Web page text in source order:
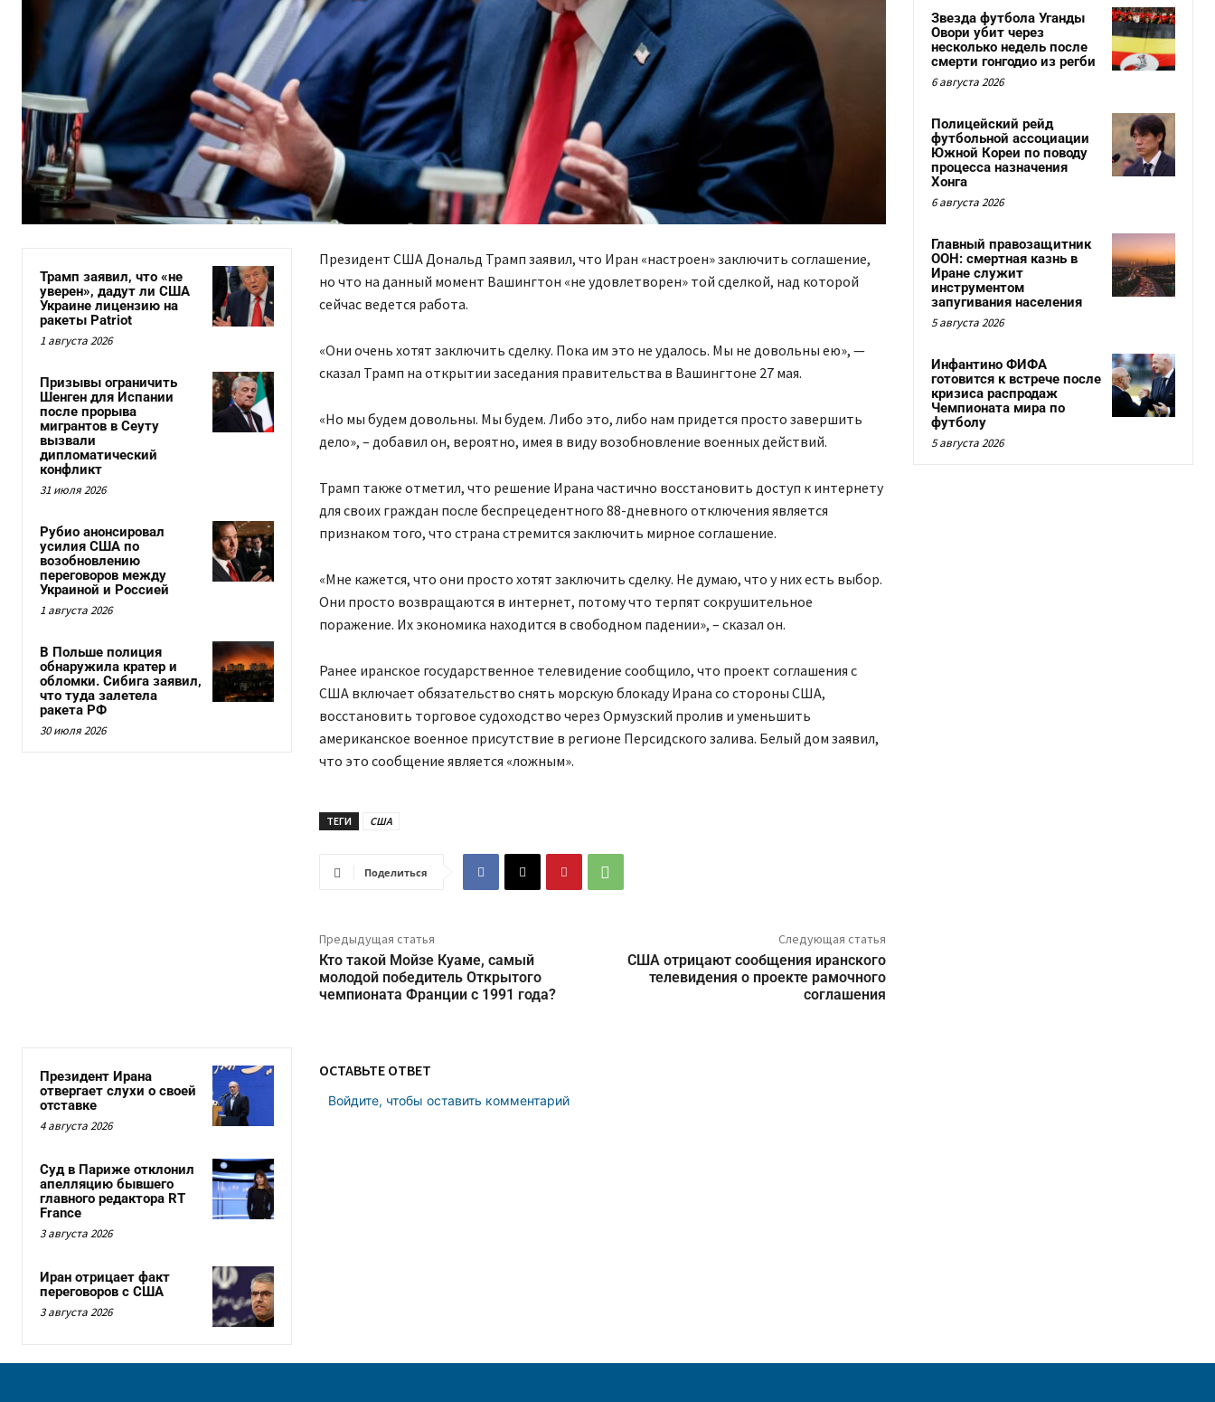
Трамп заявил, что «не
уверен», дадут ли США
Украине лицензию на
ракеты Patriot
1 августа 2026
Призывы ограничить
Шенген для Испании
после прорыва
мигрантов в Сеуту
вызвали
дипломатический
конфликт
31 июля 2026
Рубио анонсировал
усилия США по
возобновлению
переговоров между
Украиной и Россией
1 августа 2026
В Польше полиция
обнаружила кратер и
обломки. Сибига заявил,
что туда залетела
ракета РФ
30 июля 2026
Президент США Дональд Трамп заявил, что Иран «настроен» заключить соглашение,
но что на данный момент Вашингтон «не удовлетворен» той сделкой, над которой
сейчас ведется работа.
«Они очень хотят заключить сделку. Пока им это не удалось. Мы не довольны ею», —
сказал Трамп на открытии заседания правительства в Вашингтоне 27 мая.
«Но мы будем довольны. Мы будем. Либо это, либо нам придется просто завершить
дело», – добавил он, вероятно, имея в виду возобновление военных действий.
Трамп также отметил, что решение Ирана частично восстановить доступ к интернету
для своих граждан после беспрецедентного 88-дневного отключения является
признаком того, что страна стремится заключить мирное соглашение.
«Мне кажется, что они просто хотят заключить сделку. Не думаю, что у них есть выбор.
Они просто возвращаются в интернет, потому что терпят сокрушительное
поражение. Их экономика находится в свободном падении», – сказал он.
Ранее иранское государственное телевидение сообщило, что проект соглашения с
США включает обязательство снять морскую блокаду Ирана со стороны США,
восстановить торговое судоходство через Ормузский пролив и уменьшить
американское военное присутствие в регионе Персидского залива. Белый дом заявил,
что это сообщение является «ложным».
ТЕГИ США
Поделиться
Предыдущая статья
Кто такой Мойзе Куаме, самый
молодой победитель Открытого
чемпионата Франции с 1991 года?
Следующая статья
США отрицают сообщения иранского
телевидения о проекте рамочного
соглашения
Президент Ирана
отвергает слухи о своей
отставке
4 августа 2026
Суд в Париже отклонил
апелляцию бывшего
главного редактора RT
France
3 августа 2026
Иран отрицает факт
переговоров с США
3 августа 2026
ОСТАВЬТЕ ОТВЕТ
Войдите, чтобы оставить комментарий
Звезда футбола Уганды
Овори убит через
несколько недель после
смерти гонгодио из регби
6 августа 2026
Полицейский рейд
футбольной ассоциации
Южной Кореи по поводу
процесса назначения
Хонга
6 августа 2026
Главный правозащитник
ООН: смертная казнь в
Иране служит
инструментом
запугивания населения
5 августа 2026
Инфантино ФИФА
готовится к встрече после
кризиса распродаж
Чемпионата мира по
футболу
5 августа 2026